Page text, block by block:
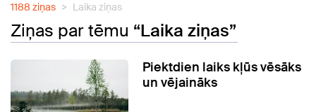
1188 ziņas Laika ziņas
Ziņas par tēmu “Laika ziņas”
Piektdien laiks kļūs vēsāks
un vējaināks